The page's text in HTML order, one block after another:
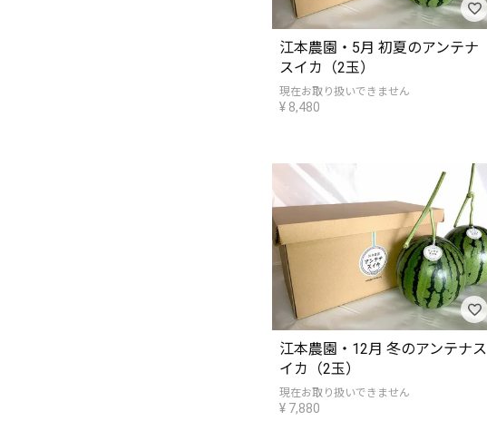
江本農園・5月 初夏のアンテナ
スイカ（2玉）
現在お取り扱いできません
¥ 8,480
江本農園・12月 冬のアンテナス
イカ（2玉）
現在お取り扱いできません
¥ 7,880